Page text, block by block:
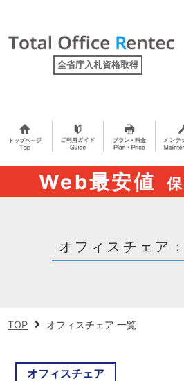
全省庁入札資格取得
Web最安値
オフィスチェア
TOP オフィスチェア 一覧
オフィスチェア